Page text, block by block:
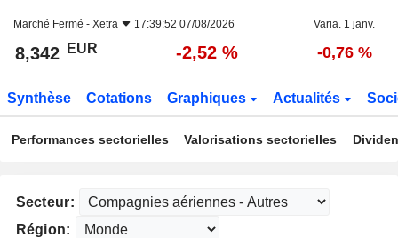
Marché Fermé - Xetra 17:39:52 07/08/2026 Varia. 1 janv.
8,342 EUR -2,52 % -0,76 %
Synthèse Cotations Graphiques Actualités
Performances sectorielles Valorisations sectorielles
Secteur:
Région: